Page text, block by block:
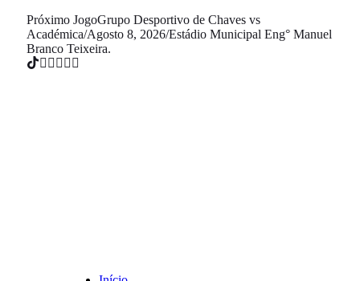
Próximo JogoGrupo Desportivo de Chaves vs
Académica/Agosto 8, 2026/Estádio Municipal Eng° Manuel
Branco Teixeira.